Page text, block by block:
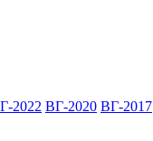
2022 ВГ-2020 ВГ-2017